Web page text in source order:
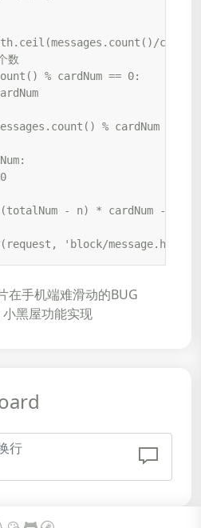
数
% cardNum == 0:
% cardNum
- n) * cardNum -
'block/
在手机端难滑动的BUG
黑屋功能实现